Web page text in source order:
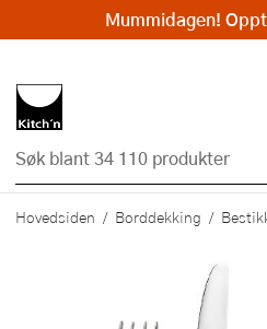
Hovedsiden Borddekking
Mummidagen!